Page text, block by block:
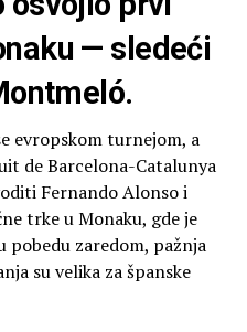
— sledeći
evropskom turnejom, a
de Barcelona-Catalunya
Fernando Alonso i
trke u Monaku, gde je
zaredom, pažnja
su velika za španske